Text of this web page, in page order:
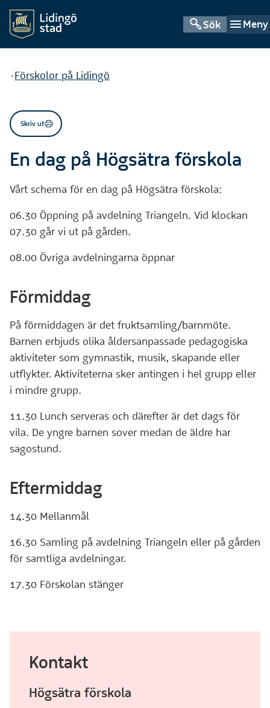
Sök Meny
Du är här:
Förskolor på Lidingö
Skriv ut
En dag på Högsätra förskola
Vårt schema för en dag på Högsätra förskola:
06.30 Öppning på avdelning Triangeln. Vid klockan
07.30 går vi ut på gården.
08.00 Övriga avdelningarna öppnar
Förmiddag
På förmiddagen är det fruktsamling/barnmöte.
Barnen erbjuds olika åldersanpassade pedagogiska
aktiviteter som gymnastik, musik, skapande eller
utflykter. Aktiviteterna sker antingen i hel grupp eller
i mindre grupp.
11.30 Lunch serveras och därefter är det dags för
vila. De yngre barnen sover medan de äldre har
sagostund.
Eftermiddag
14.30 Mellanmål
16.30 Samling på avdelning Triangeln eller på gården
för samtliga avdelningar.
17.30 Förskolan stänger
Kontakt
Högsätra förskola